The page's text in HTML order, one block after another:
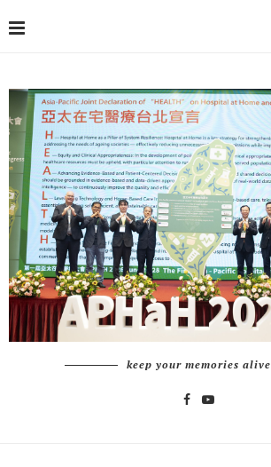
keep your memories alive